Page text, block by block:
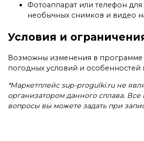
Фотоаппарат или телефон для
необычных снимков и видео
Условия и
Возможны изменения в программе
погодных условий и особенностей
*Маркетплейс sup-progulki.ru не
организатором данного сплава.
вопросы вы можете задать при